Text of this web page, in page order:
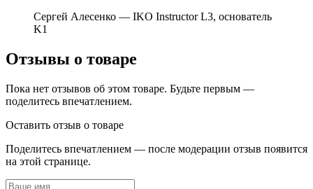
Сергей Алесенко — IKO Instructor L3, основатель
K1
Отзывы о товаре
Пока нет отзывов об этом товаре. Будьте первым —
поделитесь впечатлением.
Оставить отзыв о товаре
Поделитесь впечатлением — после модерации отзыв появится
на этой странице.